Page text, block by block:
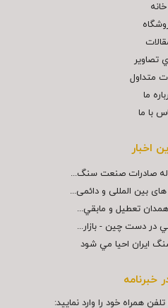
خانه
تصاوير
متداول
ما
با ما
اخبار
بین المللی و دائمی...
در دست چين - بازار...
ايران احيا مي شود
خبرنامه
همراه خود را وارد نمایید: